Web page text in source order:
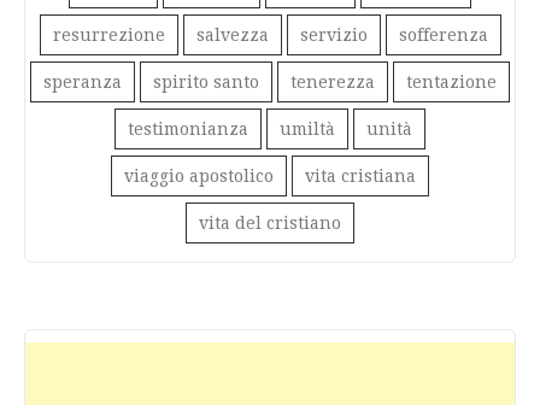
resurrezione salvezza servizio sofferenza
speranza spirito santo tenerezza tentazione
testimonianza umiltà unità
viaggio apostolico vita cristiana
vita del cristiano